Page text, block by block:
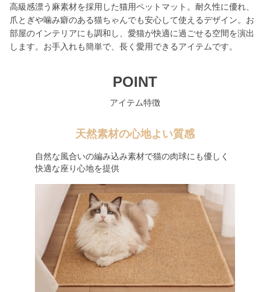
高級感漂う麻素材を採用した猫用ペットマット。耐久性に優れ、
爪とぎや噛み癖のある猫ちゃんでも安心して使えるデザイン。お
部屋のインテリアにも調和し、愛猫が快適に過ごせる空間を演出
します。お手入れも簡単で、長く愛用できるアイテムです。
POINT
アイテム特徴
天然素材の心地よい質感
自然な風合いの編み込み素材で猫の肉球にも優しく
快適な座り心地を提供